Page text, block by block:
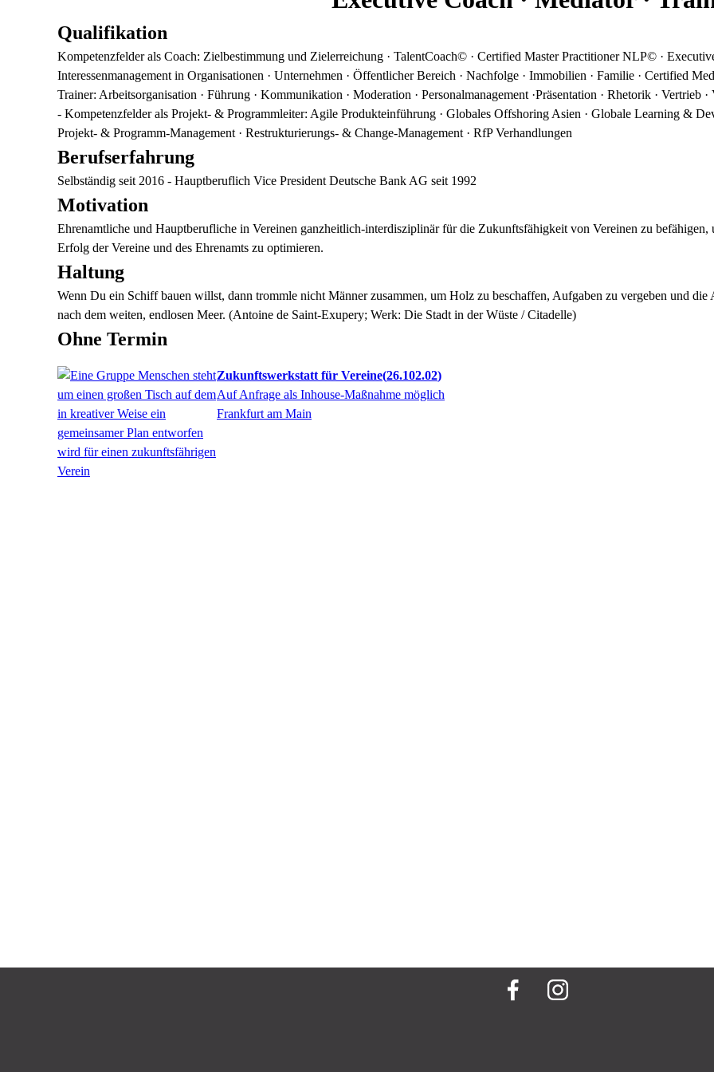
Qualifikation
Kompetenzfelder als Coach: Zielbestimmung und Zielerreichung · TalentCoach© · Certified Master Practitioner NLP© ·
Interessenmanagement in Organisationen · Unternehmen · Öffentlicher Bereich · Nachfolge · Immobilien · Familie · Certified
Trainer: Arbeitsorganisation · Führung · Kommunikation · Moderation · Personalmanagement ·Präsentation · Rhetorik ·
- Kompetenzfelder als Projekt- & Programmleiter: Agile Produkteinführung · Globales Offshoring Asien · Globale Learning &
Projekt- & Programm-Management · Restrukturierungs- & Change-Management · RfP Verhandlungen
Berufserfahrung
Selbständig seit 2016 - Hauptberuflich Vice President Deutsche Bank AG seit 1992
Motivation
Ehrenamtliche und Hauptberufliche in Vereinen ganzheitlich-interdisziplinär für die Zukunftsfähigkeit von Vereinen zu
Erfolg der Vereine und des Ehrenamts zu optimieren.
Haltung
Wenn Du ein Schiff bauen willst, dann trommle nicht Männer zusammen, um Holz zu beschaffen, Aufgaben zu vergeben und
nach dem weiten, endlosen Meer. (Antoine de Saint-Exupery; Werk: Die Stadt in der Wüste / Citadelle)
Ohne Termin
Zukunftswerkstatt für Vereine 26.102.02
Auf Anfrage als Inhouse-Maßnahme möglich
Frankfurt am Main